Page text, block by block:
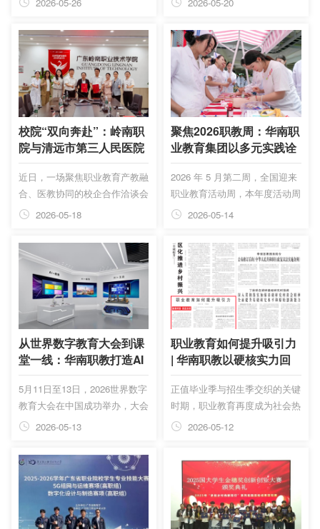
中招咨询会，本次活动汇聚全市
近150所优质办学单位参与，更
是广州市招考办唯一现场驻点答
疑的官方权威中招咨询活动，为
广大学子及家长搭建起一站式升
学服务平台。广东岭南现代技师
学院作为参展院校之一，凭借鲜
明的办学特色与专业实力，在展
会现场备受瞩目。
一次课堂讨论的办学基因。20
级高技跨境电商专业毕业生陈晓
羽，正是这一教育理念结出的硕
果。从校园里零缺勤的自律学
子，到执掌俄罗斯千万级市场的
跨境精英，他仅用两年，便完成
了从课堂到国际舞台的震撼跃
迁。
校院“双向奔赴”：岭南职
院与清远市第三人民医院
共筑护理人才培养新征程
近日，一场聚焦职业教育产教融
合、医教协同的校企合作洽谈会
暨签约仪式在广东岭南职业技术
人民医院与广东岭南职业技术学
院双方围绕人才培养、实践教
学、科研协作、非直属附属医院
共建等方面达成深度合作共识，
共同开启校院协同育人新征程。
2026-05-18
聚焦2026职教周：华南职
业教育集团以多元实践诠
释“一技在手，一生无忧”
2026 年 5 月第二周，全国迎来
职业教育活动周，本年度活动周
以 “一技在手，一生无忧” 为主
动，系列主题活动持续至 5 月
16 日，实现全国职业院校全覆
盖。同期，2026 年广东省职业
教育活动周启动仪式在珠海隆重
举行，立足粤港澳大湾区发展格
局，汇聚政府部门、职业院校、
行业企业及港澳职教代表，集中
展示全省职业教育改革发展丰硕
成果。
2026-05-14
从世界数字教育大会到课
堂一线：华南职教打造AI
教育样本
5月11日至13日，2026世界数字
教育大会在中国成功举办，大会
聚焦“人工智能与教育未来”，为
图。
2026-05-13
职业教育如何提升吸引力
| 华南职教以硬核实力回
应社会关注
正值毕业季与招生季交织的关键
时期，职业教育再度成为社会热
议的焦点。5月9日，《人民日
社会对职业教育的普遍关切：专
业设置是否滞后、产教是否存
在“两张皮”、学生就业出路是否
通畅。报道指出，职业教育吸引
2026-05-12